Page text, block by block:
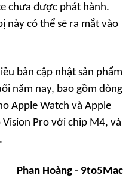
chưa được phát hành.
này có thể sẽ ra mắt vào
bản cập nhật sản phẩm
năm nay, bao gồm dòng
Apple Watch và Apple
Pro với chip M4, và
Phan Hoàng - 9to5Mac